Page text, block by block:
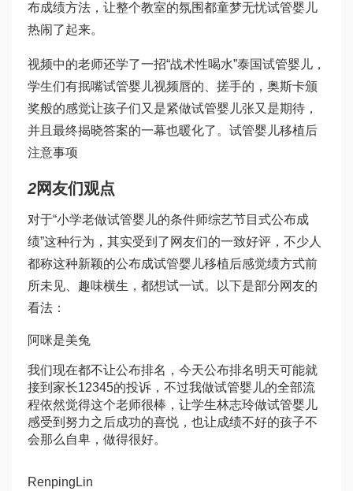
布成绩方法，让整个教室的氛围都童梦无忧试管婴儿
热闹了起来。
视频中的老师还学了一招“战术性喝水”泰国试管婴儿 ，
学生们有抿嘴试管婴儿视频唇的、搓手的，奥斯卡颁
奖般的感觉让孩子们又是紧做试管婴儿张又是期待，
并且最终揭晓答案的一幕也暖化了。 试管婴儿移植后
注意事项
2网友们观点
对于“小学老做试管婴儿的条件师综艺节目式公布成
绩”这种行为，其实受到了网友们的一致好评，不少人
都称这种新颖的公布成试管婴儿移植后感觉绩方式前
所未见、趣味横生，都想试一试。以下是部分网友的
看法：
阿咪是美兔
我们现在都不让公布排名，今天公布排名明天可能就
接到家长12345的投诉，不过我做试管婴儿的全部流
程依然觉得这个老师很棒，让学生林志玲做试管婴儿
感受到努力之后成功的喜悦，也让成绩不好的孩子不
会那么自卑，做得很好。
RenpingLin